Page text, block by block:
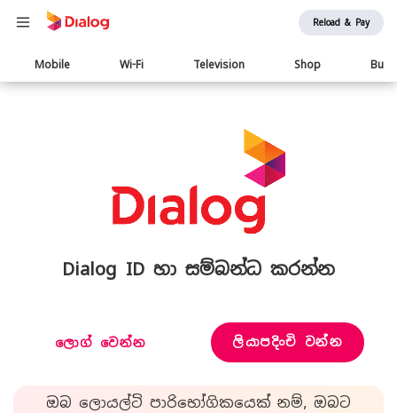
Reload & Pay
Main
navigation
Mobile Wi-Fi Television Shop
Dialog ID හා සම්බන්ධ කරන්න
ලොග් වෙන්න ලියාපදිංචි වන්න
ඔබ ලොයල්ටි පාරිභෝගිකයෙක් නම්, ඔබට